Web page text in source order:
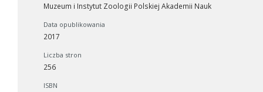
W zależności od ilości danych do przetworzenia generowanie pliku
Muzeum i Instytut Zoologii Polskiej Akademii Nauk
Data opublikowania
2017
Liczba stron
256
ISBN